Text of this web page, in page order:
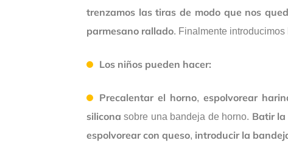
trenzamos las tiras de modo que nos
parmesano rallado. Finalmente introducimos
Los niños pueden hacer:
Precalentar el horno, espolvorear
silicona sobre una bandeja de horno. Batir la
espolvorear con queso, introducir la